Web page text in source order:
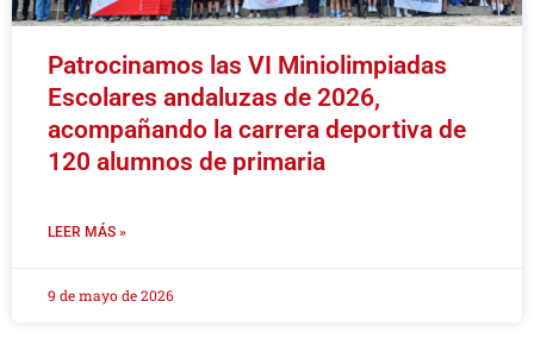
Patrocinamos las VI Miniolimpiadas
Escolares andaluzas de 2026,
acompañando la carrera deportiva de
120 alumnos de primaria
LEER MÁS »
9 de mayo de 2026